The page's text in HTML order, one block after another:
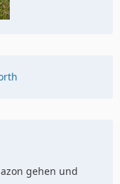
gehen und